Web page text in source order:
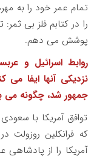
تمام عمر خود را به
را در کتابم فلز بی
پوشش می دهم.
روابط اسرائیل و
نزدیکی آنها ایفا می
جمهور شد، چگونه می
توافق آمریکا با
که فرانکلین روزولت
آمریکا را از